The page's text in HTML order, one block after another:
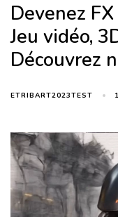
Devenez
Jeu vidéo,
Découvrez
ETRIBART2023TEST